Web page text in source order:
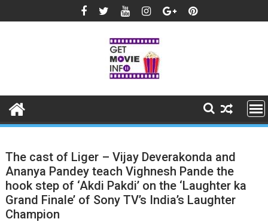
to
The cast of Liger – Vijay Deverakonda and
Ananya Pandey teach Vighnesh Pande the
hook step of ‘Akdi Pakdi’ on the ‘Laughter ka
Grand Finale’ of Sony TV’s India’s Laughter
Champion